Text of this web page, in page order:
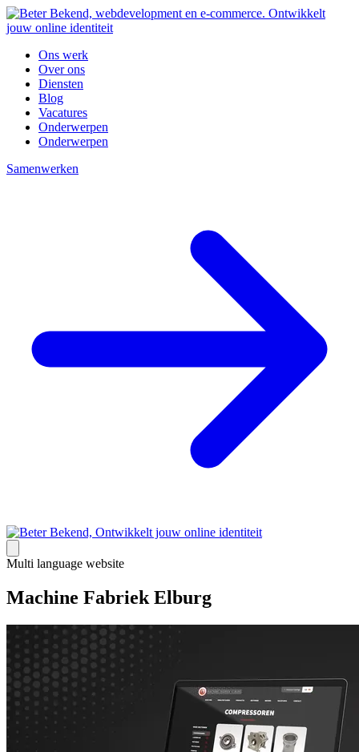
Ons werk
Over ons
Diensten
Blog
Vacatures
Onderwerpen
Onderwerpen
Samenwerken
Multi language website
Machine Fabriek Elburg